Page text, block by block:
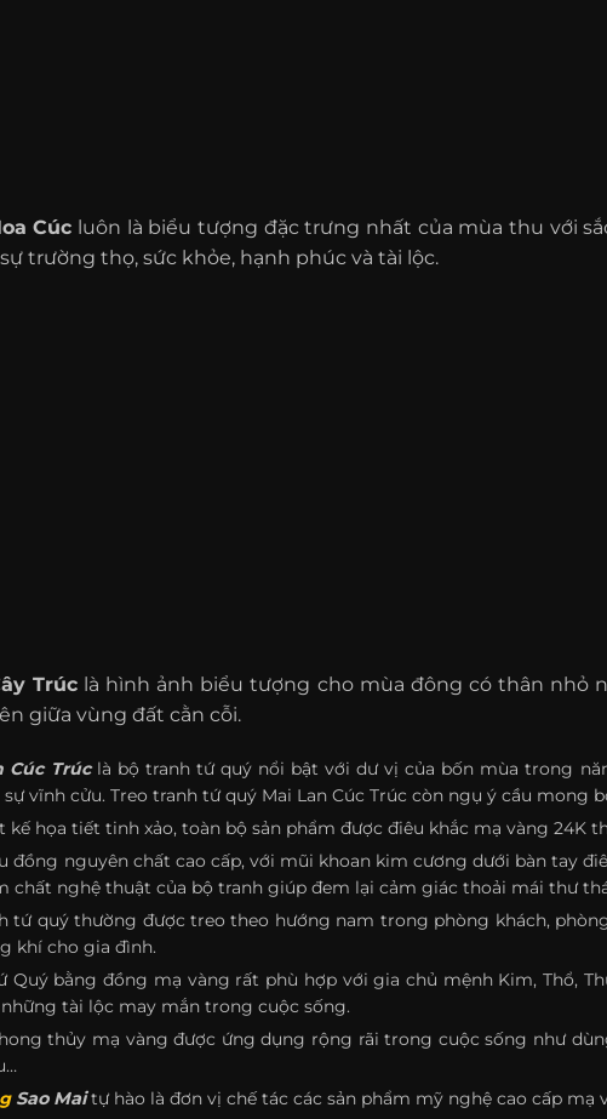
Cúc luôn là biểu tượng đặc trưng nhất của mùa thu với
trường thọ, sức khỏe, hạnh phúc và tài lộc.
Trúc là hình ảnh biểu tượng cho mùa đông có thân nhỏ
giữa vùng đất cằn cỗi.
Cúc Trúclà bộ tranh tứ quý nổi bật với dư vị của bốn mùa trong
sự vĩnh cửu. Treo tranh tứ quý Mai Lan Cúc Trúc còn ngụ ý cầu mong
kế họa tiết tinh xảo, toàn bộ sản phẩm được điêu khắc mạ vàng 24K
đồng nguyên chất cao cấp, với mũi khoan kim cương dưới bàn tay
chất nghệ thuật của bộ tranh giúp đem lại cảm giác thoải mái thư
tứ quý thường được treo theo hướng nam trong phòng khách,
khí cho gia đình.
Quý bằng đồng mạ vàng rất phù hợp với gia chủ mệnh Kim, Thổ,
tài lộc may mắn trong cuộc sống.
thủy mạ vàng được ứng dụng rộng rãi trong cuộc sống như
Sao Maitự hào là đơn vị chế tác các sản phẩm mỹ nghệ cao cấp mạ